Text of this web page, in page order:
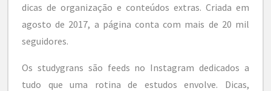
dicas de organização e conteúdos extras. Criada em
agosto de 2017, a página conta com mais de 20 mil
seguidores.
Os studygrans são feeds no Instagram dedicados a
tudo que uma rotina de estudos envolve. Dicas,